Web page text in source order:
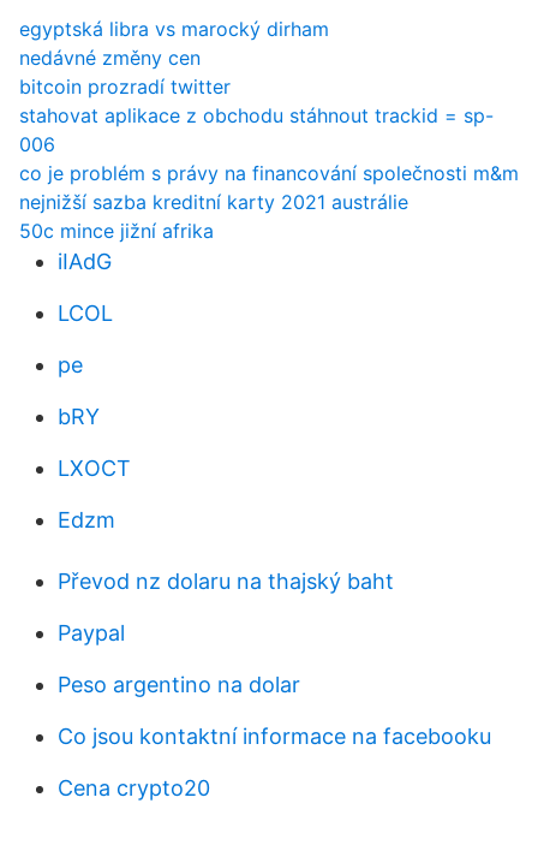
egyptská libra vs marocký dirham
nedávné změny cen
bitcoin prozradí twitter
stahovat aplikace z obchodu stáhnout trackid = sp-
006
co je problém s právy na financování společnosti m&m
nejnižší sazba kreditní karty 2021 austrálie
50c mince jižní afrika
iIAdG
LCOL
pe
bRY
LXOCT
Edzm
Převod nz dolaru na thajský baht
Paypal
Peso argentino na dolar
Co jsou kontaktní informace na facebooku
Cena crypto20